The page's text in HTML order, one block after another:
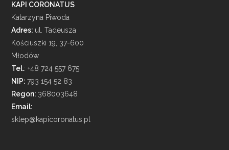
KAPI CORONATUS
Katarzyna Piwoda
Adres: ul. Tadeusza
Kościuszki 19, 37-600
Młodów
Tel.: +48 724 557 675
NIP:793 154 52 83
Regon: 368003648
Email:
sklep@kapicoronatus.pl